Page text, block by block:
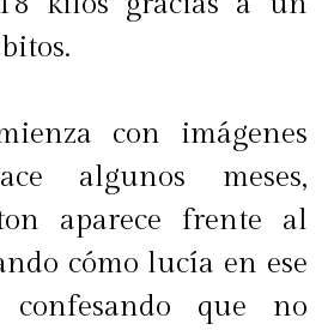
con imágenes
algunos meses,
aparece frente al
cómo lucía en ese
que no